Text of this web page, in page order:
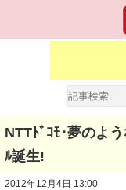
NTTﾄﾞｺﾓ･夢のよ
ﾙ誕生!
2012年12月4日 13:00